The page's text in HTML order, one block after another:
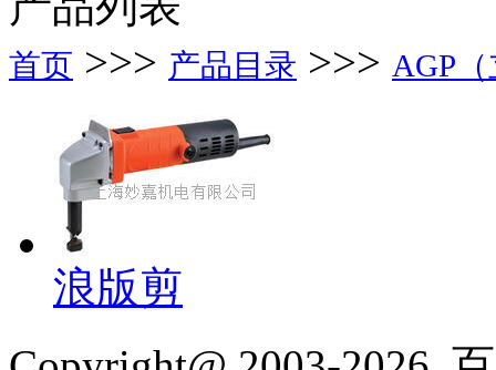
首页 >>> 产品目录 >>> AGP
浪版剪